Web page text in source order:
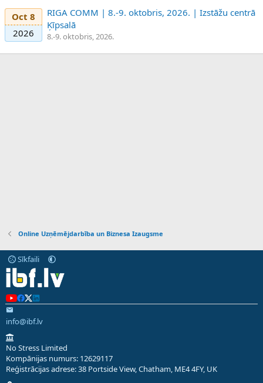
Oct 8
2026
RIGA COMM | 8.-9. oktobris, 2026. | Izstāžu centrā
Ķīpsalā
8.-9. oktobris, 2026.
Online Uzņēmējdarbība un Biznesa Izaugsme
Sīkfaili
info@ibf.lv
No Stress Limited
Kompānijas numurs: 12629117
Reģistrācijas adrese: 38 Portside View, Chatham, ME4 4FY, UK